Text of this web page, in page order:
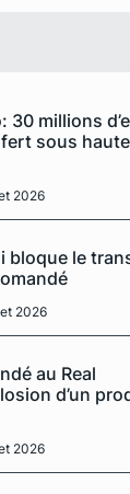
30 millions
sous haute
2026
bloque le
2026
au Real
d’un
2026